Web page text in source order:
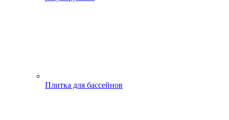
Плитка для бассейнов